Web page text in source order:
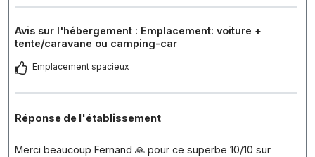
Avis sur l'hébergement : Emplacement: voiture +
tente/caravane ou camping-car
Emplacement spacieux
Réponse de l'établissement
Merci beaucoup Fernand 🙏 pour ce superbe 10/10 sur